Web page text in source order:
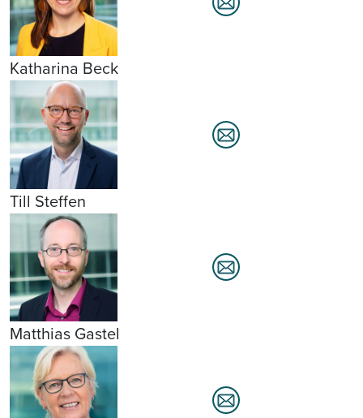
Katharina Beck
Till Steffen
Matthias Gastel